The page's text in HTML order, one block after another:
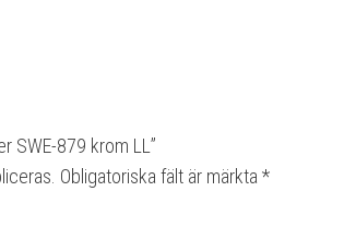
SWE-879 krom LL”
Obligatoriska fält är märkta *